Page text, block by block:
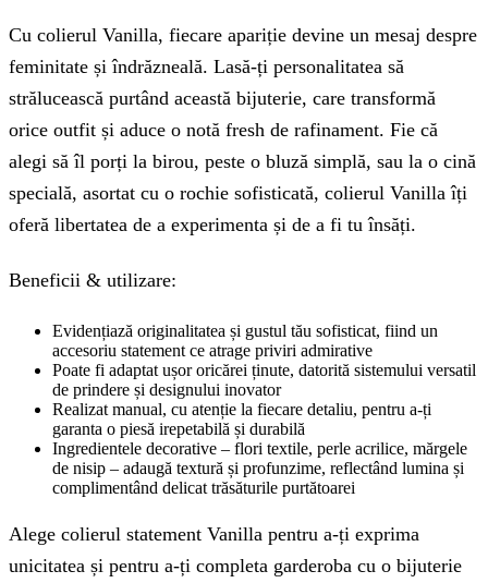
Cu colierul Vanilla, fiecare apariție devine un mesaj despre
feminitate și îndrăzneală. Lasă-ți personalitatea să
strălucească purtând această bijuterie, care transformă
orice outfit și aduce o notă fresh de rafinament. Fie că
alegi să îl porți la birou, peste o bluză simplă, sau la o cină
specială, asortat cu o rochie sofisticată, colierul Vanilla îți
oferă libertatea de a experimenta și de a fi tu însăți.
Beneficii & utilizare:
Evidențiază originalitatea și gustul tău sofisticat, fiind un
accesoriu statement ce atrage priviri admirative
Poate fi adaptat ușor oricărei ținute, datorită sistemului versatil
de prindere și designului inovator
Realizat manual, cu atenție la fiecare detaliu, pentru a-ți
garanta o piesă irepetabilă și durabilă
Ingredientele decorative – flori textile, perle acrilice, mărgele
de nisip – adaugă textură și profunzime, reflectând lumina și
complimentând delicat trăsăturile purtătoarei
Alege colierul statement Vanilla pentru a-ți exprima
unicitatea și pentru a-ți completa garderoba cu o bijuterie